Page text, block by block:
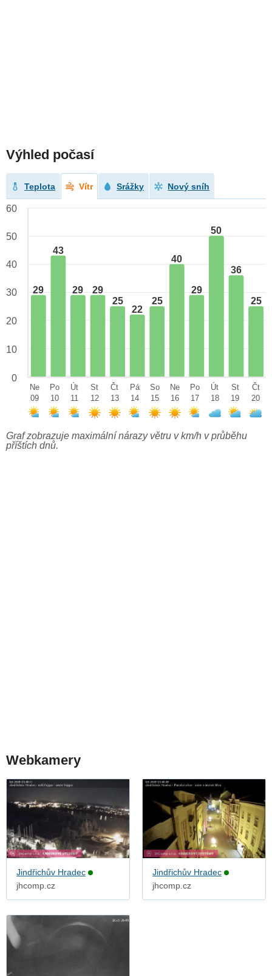
Výhled počasí
Teplota Vítr Srážky Nový sníh
29
43
29
29
25
22
25
40
29
50
36
25
60
50
40
30
20
10
0
Ne
09
Po
10
Út
11
St
12
Čt
13
Pá
14
So
15
Ne
16
Po
17
Út
18
St
19
Čt
20
Graf zobrazuje maximální nárazy větru v km/h v průběhu
příštích dnů.
Webkamery
Jindřichův Hradec
jhcomp.cz
Jindřichův Hradec
jhcomp.cz